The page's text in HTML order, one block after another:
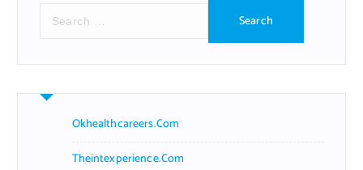
r
h
Okhealthcareers.com
Theintexperience.com